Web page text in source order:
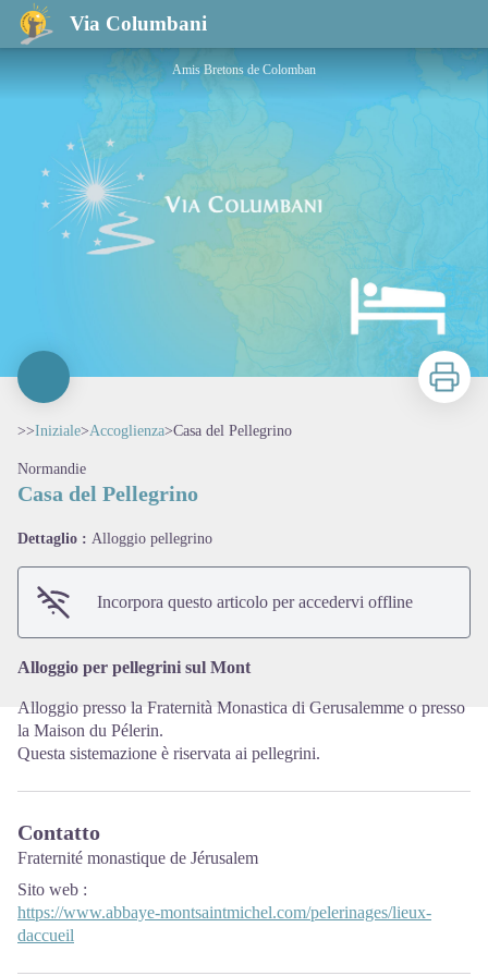
Via Columbani
Casa del Pellegrino
Amis Bretons de Colomban
Stampa
>>Iniziale>Accoglienza>Casa del Pellegrino
Normandie
Casa del Pellegrino
Dettaglio : Alloggio pellegrino
Incorpora questo articolo per accedervi offline
Alloggio per pellegrini sul Mont
Alloggio presso la Fraternità Monastica di Gerusalemme o presso
la Maison du Pélerin.
Questa sistemazione è riservata ai pellegrini.
Contatto
Fraternité monastique de Jérusalem
Sito web :
https://www.abbaye-montsaintmichel.com/pelerinages/lieux-
daccueil